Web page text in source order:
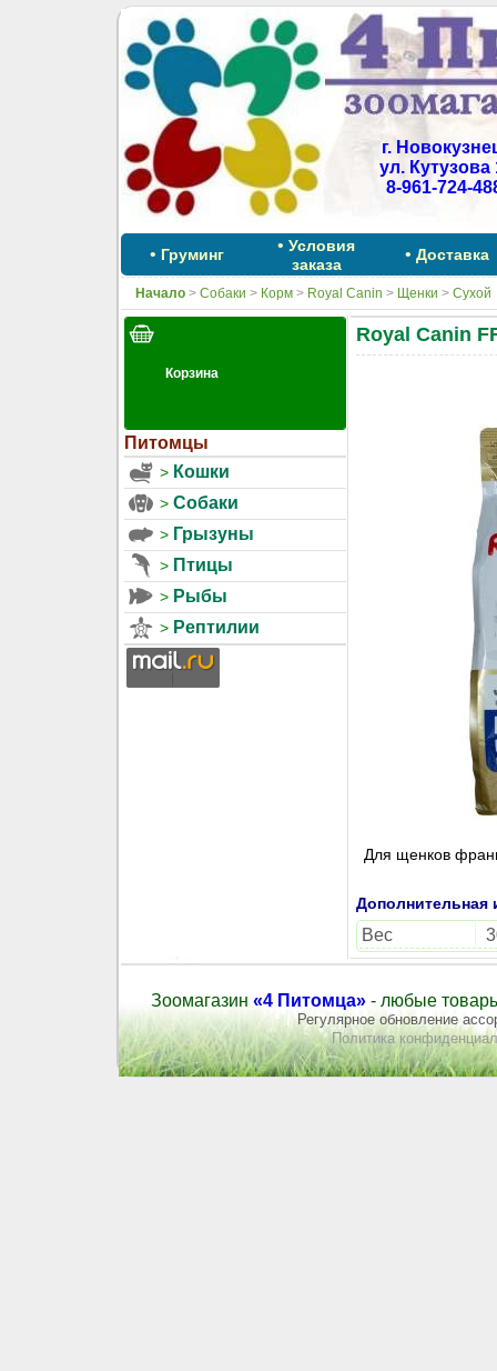
г.
ул. Кутузова
8-961-724-
• Груминг • Условия
заказа
• Доставка
Начало> Собаки > Корм> Royal Canin > Щенки > Сухой
Питомцы
Кошки
Собаки
Грызуны
Птицы
Рыбы
Рептилии
Royal Canin
Для щенков
Дополнительная
Вес
Зоомагазин «4 Питомца» - любые
Регулярное обновление
Политика